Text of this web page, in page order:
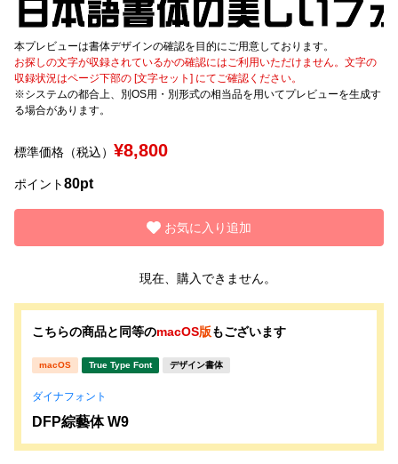
価格帯
〜
リセット
本プレビューは書体デザインの確認を目的にご用意しております。
お探しの文字が収録されているかの確認にはご利用いただけません。文字の
収録状況はページ下部の [文字セット] にてご確認ください。
※システムの都合上、別OS用・別形式の相当品を用いてプレビューを生成す
る場合があります。
標準価格（税込） ¥8,800
ポイント80pt
お気に入り追加
現在、購入できません。
こちらの商品と同等のmacOS版もございます
macOS True Type Font デザイン書体
ダイナフォント
DFP綜藝体 W9